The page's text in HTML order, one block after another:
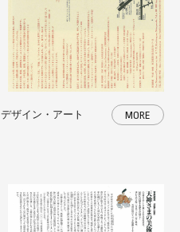
デザイン・アート MORE